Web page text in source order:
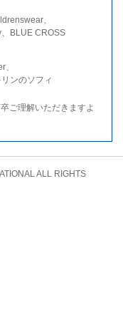
、
BLUE CROSS
ンのソフィ
ご理解いただきますよ